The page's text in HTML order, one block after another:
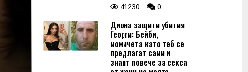
41230 0
Диона защити убития
Георги: Бейби,
момичета като теб се
предлагат сами и
знаят повече за секса